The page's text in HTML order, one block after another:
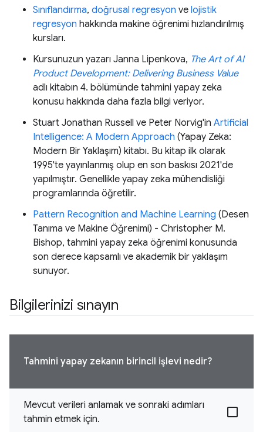
Sınıflandırma, doğrusal regresyon ve lojistik
regresyon hakkında makine öğrenimi hızlandırılmış
kursları.
Kursunuzun yazarı Janna Lipenkova, The Art of AI
Product Development: Delivering Business Value
adlı kitabın 4. bölümünde tahmini yapay zeka
konusu hakkında daha fazla bilgi veriyor.
Stuart Jonathan Russell ve Peter Norvig'in Artificial
Intelligence: A Modern Approach (Yapay Zeka:
Modern Bir Yaklaşım) kitabı. Bu kitap ilk olarak
1995'te yayınlanmış olup en son baskısı 2021'de
yapılmıştır. Genellikle yapay zeka mühendisliği
programlarında öğretilir.
Pattern Recognition and Machine Learning (Desen
Tanıma ve Makine Öğrenimi) - Christopher M.
Bishop, tahmini yapay zeka öğrenimi konusunda
son derece kapsamlı ve akademik bir yaklaşım
sunuyor.
Bilgilerinizi sınayın
Tahmini yapay zekanın birincil işlevi nedir?
Mevcut verileri anlamak ve sonraki adımları
tahmin etmek için.